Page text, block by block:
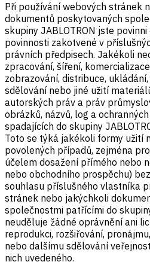
Při používání webových stránek
dokumentů poskytovaných
skupiny JABLOTRON jste
povinnosti zakotvené v
právních předpisech. Jakékoli
zpracování, šíření,
zobrazování, distribuce,
sdělování nebo jiné užití
autorských práv a práv
obrázků, názvů, log a
spadajících do skupiny
Toto se týká jakékoli formy užití
povolených případů, zejména
účelem dosažení přímého nebo
nebo obchodního prospěchu)
souhlasu příslušného vlastníka
stránek nebo jakýchkoli
společnostmi patřícími do
neuděluje žádné oprávnění ani
reprodukci, rozšiřování,
nebo dalšímu sdělování
nich uvedeného.